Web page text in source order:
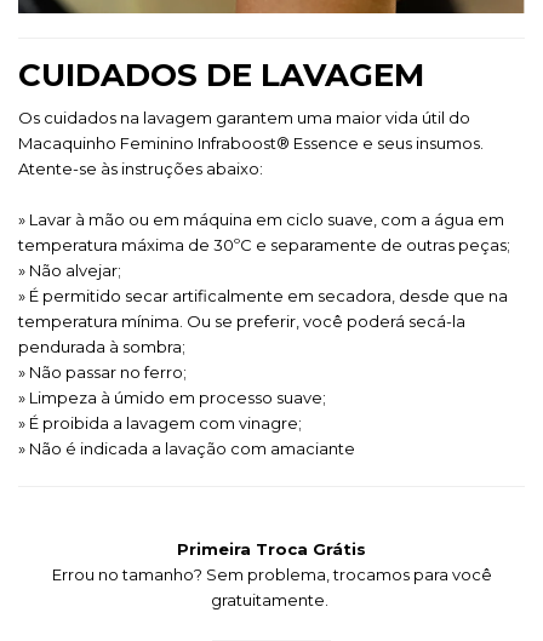
CUIDADOS DE LAVAGEM
Os cuidados na lavagem garantem uma maior vida útil do
Macaquinho Feminino Infraboost® Essence e seus insumos.
Atente-se às instruções abaixo:
» Lavar à mão ou em máquina em ciclo suave, com a água em
temperatura máxima de 30ºC e separamente de outras peças;
» Não alvejar;
» É permitido secar artificalmente em secadora, desde que na
temperatura mínima. Ou se preferir, você poderá secá-la
pendurada à sombra;
» Não passar no ferro;
» Limpeza à úmido em processo suave;
» É proibida a lavagem com vinagre;
» Não é indicada a lavação com amaciante
Primeira Troca Grátis
Errou no tamanho? Sem problema, trocamos para você
gratuitamente.